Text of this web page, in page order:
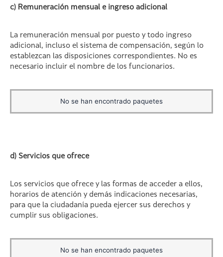
c) Remuneración mensual e ingreso adicional
La remuneración mensual por puesto y todo ingreso
adicional, incluso el sistema de compensación, según lo
establezcan las disposiciones correspondientes. No es
necesario incluir el nombre de los funcionarios.
No se han encontrado paquetes
d) Servicios que ofrece
Los servicios que ofrece y las formas de acceder a ellos,
horarios de atención y demás indicaciones necesarias,
para que la ciudadanía pueda ejercer sus derechos y
cumplir sus obligaciones.
No se han encontrado paquetes